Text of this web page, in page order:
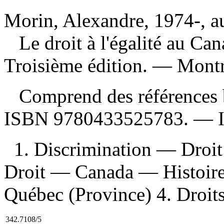
Morin, Alexandre, 1974-,
Le droit à l'égalité au
Troisième édition. —
Comprend des
ISBN 9780433525783. —
1. Discrimination —
Droit — Canada —
Québec (Province) 4.
342.7108/5